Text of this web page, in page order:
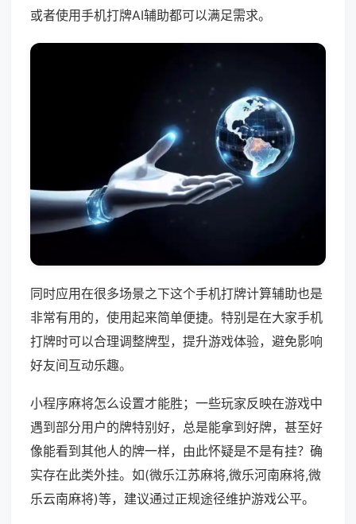
或者使用手机打牌AI辅助都可以满足需求。
同时应用在很多场景之下这个手机打牌计算辅助也是
非常有用的，使用起来简单便捷。特别是在大家手机
打牌时可以合理调整牌型，提升游戏体验，避免影响
好友间互动乐趣。
小程序麻将怎么设置才能胜；一些玩家反映在游戏中
遇到部分用户的牌特别好，总是能拿到好牌，甚至好
像能看到其他人的牌一样，由此怀疑是不是有挂？确
实存在此类外挂。如(微乐江苏麻将,微乐河南麻将,微
乐云南麻将)等，建议通过正规途径维护游戏公平。